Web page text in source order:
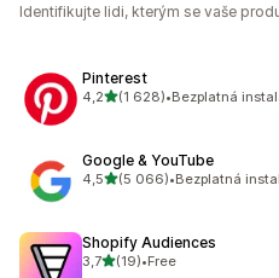
Identifikujte lidi, kterým se vaše
Pinterest
4,2z 5 hvězd
(1 628)
Celkový počet recenzí: 1628
•Bezplatná
Google & YouTube
4,5z 5 hvězd
(5 066)
Celkový počet recenzí: 5066
•Bezplatná
Shopify Audiences
3,7z 5 hvězd
(19)
Celkový počet recenzí: 19
•Free